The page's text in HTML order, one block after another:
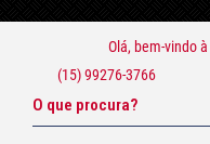
Olá, bem-vindo à
(15) 99276-3766